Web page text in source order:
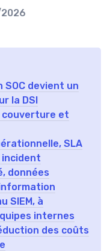
devient un
la DSI
couverture et
SLA
données
SIEM, à
internes
des coûts